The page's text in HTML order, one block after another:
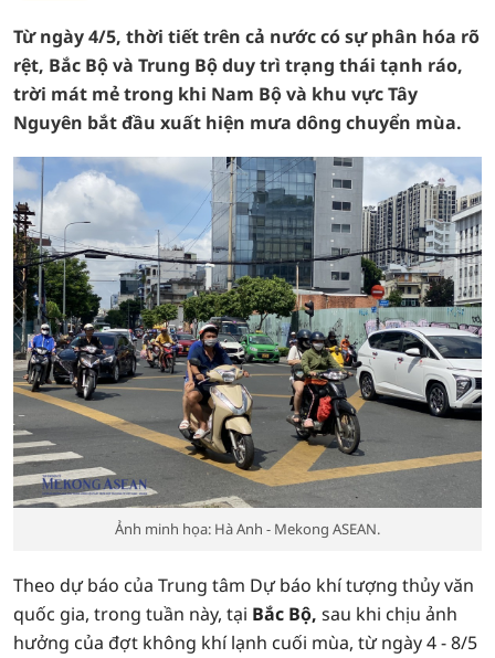
Từ ngày 4/5, thời tiết trên cả nước có sự phân hóa rõ
rệt, Bắc Bộ và Trung Bộ duy trì trạng thái tạnh ráo,
trời mát mẻ trong khi Nam Bộ và khu vực Tây
Nguyên bắt đầu xuất hiện mưa dông chuyển mùa.
Ảnh minh họa: Hà Anh - Mekong ASEAN.
Theo dự báo của Trung tâm Dự báo khí tượng thủy văn
quốc gia, trong tuần này, tại Bắc Bộ, sau khi chịu ảnh
hưởng của đợt không khí lạnh cuối mùa, từ ngày 4 - 8/5